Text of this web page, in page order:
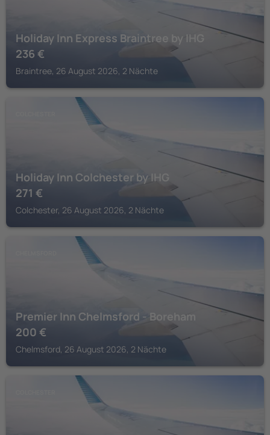
Holiday Inn Express Braintree by IHG
236 €
Braintree, 26 August 2026, 2 Nächte
Holiday Inn Colchester by IHG
271 €
Colchester, 26 August 2026, 2 Nächte
Premier Inn Chelmsford - Boreham
200 €
Chelmsford, 26 August 2026, 2 Nächte